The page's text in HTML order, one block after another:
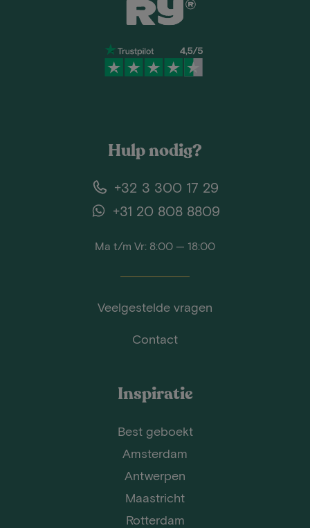
Hulp nodig?
+32 3 300 17 29
+31 20 808 8809
Ma t/m Vr: 8:00 — 18:00
Veelgestelde vragen
Contact
Inspiratie
Best geboekt
Amsterdam
Antwerpen
Maastricht
Rotterdam